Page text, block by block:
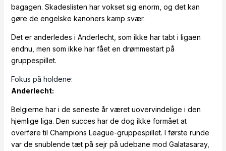
bagagen. Skadeslisten har vokset sig enorm, og det kan
gøre de engelske kanoners kamp svær.
Det er anderledes i Anderlecht, som ikke har tabt i ligaen
endnu, men som ikke har fået en drømmestart på
gruppespillet.
Fokus på holdene:
Anderlecht:
Belgierne har i de seneste år været uovervindelige i den
hjemlige liga. Den succes har de dog ikke formået at
overføre til Champions League-gruppespillet. I første runde
var de snublende tæt på sejr på udebane mod Galatasaray,